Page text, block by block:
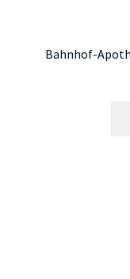
Bahnhof-